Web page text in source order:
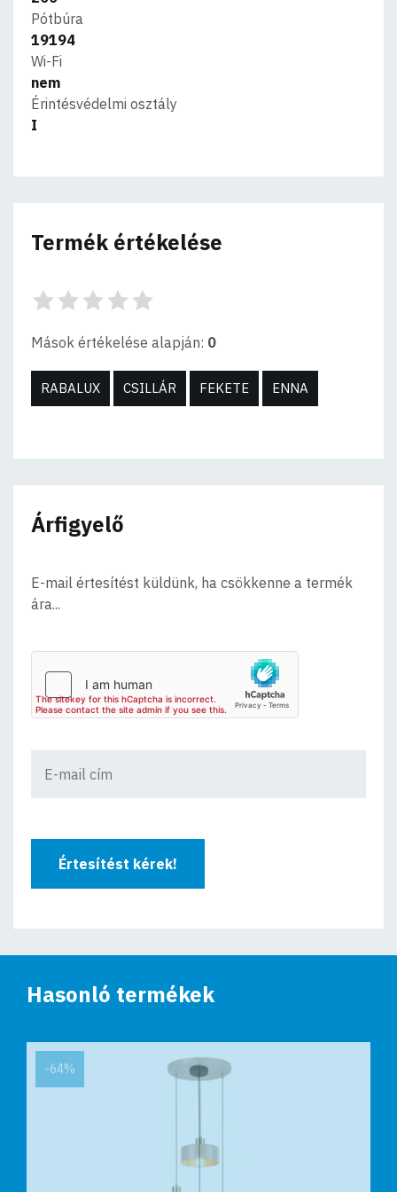
Pótbúra
19194
Wi-Fi
nem
Érintésvédelmi osztály
I
Termék értékelése
Mások értékelése alapján: 0
RABALUX CSILLÁR FEKETE ENNA
Árfigyelő
E-mail értesítést küldünk, ha csökkenne a termék
ára...
Értesítést kérek!
Hasonló termékek
-64%